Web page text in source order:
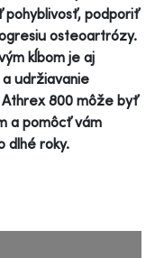
podporiť
osteoartrózy.
kĺbom je aj
udržiavanie
800 môže byť
a pomôcť vám
dlhé roky.